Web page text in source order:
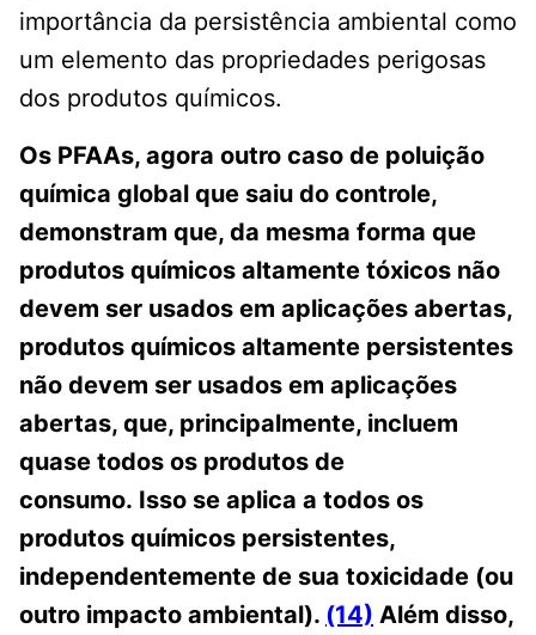
importância da persistência ambiental como
um elemento das propriedades perigosas
dos produtos químicos.
Os PFAAs, agora outro caso de poluição
química global que saiu do controle,
demonstram que, da mesma forma que
produtos químicos altamente tóxicos não
devem ser usados ​​em aplicações abertas,
produtos químicos altamente persistentes
não devem ser usados ​​em aplicações
abertas, que, principalmente, incluem
quase todos os produtos de
consumo. Isso se aplica a todos os
produtos químicos persistentes,
independentemente de sua toxicidade (ou
outro impacto ambiental). (14) Além disso,